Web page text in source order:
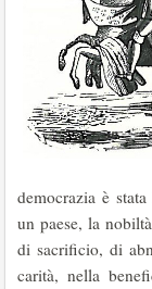
democrazia è
un paese, la
di sacrificio, di
carità, nella